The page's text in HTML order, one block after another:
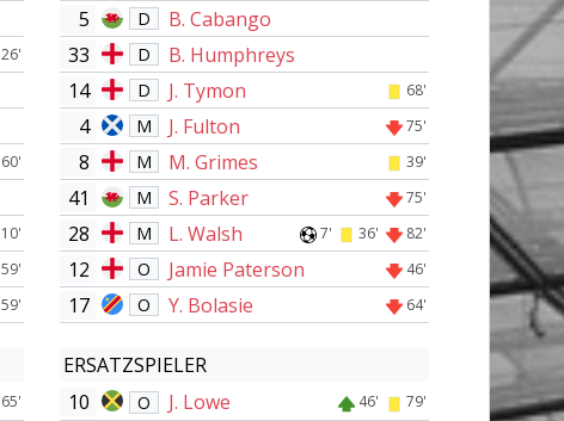
26'
60'
10'
59'
59'
65'
5
D
B. Cabango
33
D
B. Humphreys
14
D J. Tymon 68'
4 M J. Fulton 75'
8 M M. Grimes 39'
41 M S. Parker 75'
28 M L. Walsh 7' 36' 82'
12 O Jamie Paterson 46'
17 O Y. Bolasie 64'
ERSATZSPIELER
10
O J. Lowe 46' 79'